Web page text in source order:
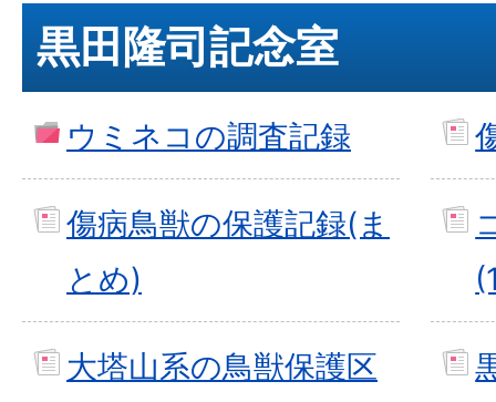
黒田隆司記念室
ウミネコの調査記録
傷病鳥獣の保護記録(ま
とめ)
大塔山系の鳥獣保護区